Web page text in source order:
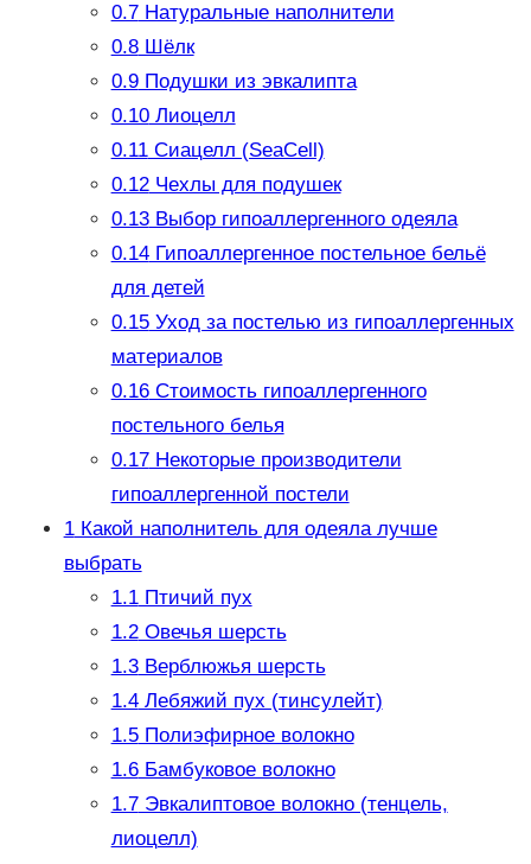
0.7Натуральные наполнители
0.8Шёлк
0.9Подушки из эвкалипта
0.10Лиоцелл
0.11Сиацелл (SeaCell)
0.12Чехлы для подушек
0.13Выбор гипоаллергенного одеяла
0.14Гипоаллергенное постельное бельё
для детей
0.15Уход за постелью из гипоаллергенных
материалов
0.16Стоимость гипоаллергенного
постельного белья
0.17Некоторые производители
гипоаллергенной постели
1Какой наполнитель для одеяла лучше
выбрать
1.1Птичий пух
1.2Овечья шерсть
1.3Верблюжья шерсть
1.4Лебяжий пух (тинсулейт)
1.5Полиэфирное волокно
1.6Бамбуковое волокно
1.7Эвкалиптовое волокно (тенцель,
лиоцелл)